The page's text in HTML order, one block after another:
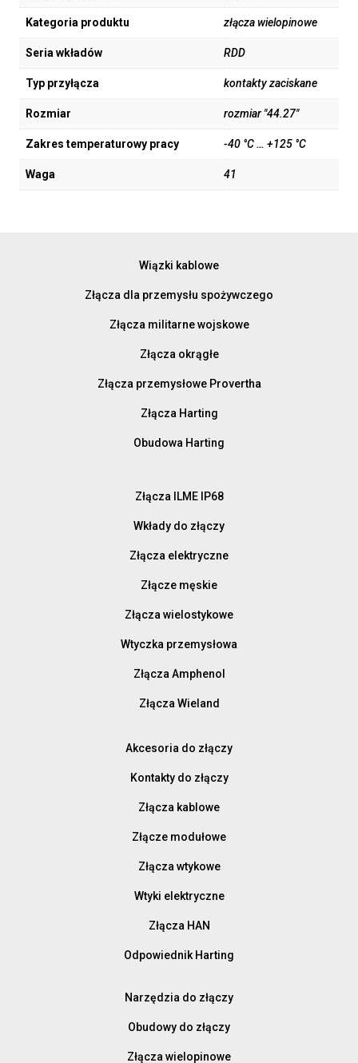
Kategoria produktu złącza wielopinowe
Seria wkładów RDD
Typ przyłącza kontakty zaciskane
Rozmiar rozmiar "44.27"
Zakres temperaturowy pracy -40 °C … +125 °C
Waga 41
Wiązki kablowe
Złącza dla przemysłu spożywczego
Złącza militarne wojskowe
Złącza okrągłe
Złącza przemysłowe Provertha
Złącza Harting
Obudowa Harting
Złącza ILME IP68
Wkłady do złączy
Złącza elektryczne
Złącze męskie
Złącza wielostykowe
Wtyczka przemysłowa
Złącza Amphenol
Złącza Wieland
Akcesoria do złączy
Kontakty do złączy
Złącza kablowe
Złącze modułowe
Złącza wtykowe
Wtyki elektryczne
Złącza HAN
Odpowiednik Harting
Narzędzia do złączy
Obudowy do złączy
Złącza wielopinowe